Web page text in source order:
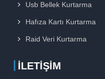
Usb Bellek Kurtarma
Hafıza Kartı Kurtarma
Raid Veri Kurtarma
İLETIŞIM